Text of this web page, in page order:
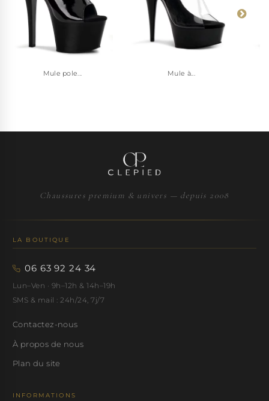
Mule pole... Mule à...
Chaussures premium & univers — depuis 2008
LA BOUTIQUE
06 63 92 24 34
Lun–Ven · 9h–12h & 14h–19h
SMS & mail : 24h/24, 7j/7
Contactez-nous
À propos de nous
Plan du site
INFORMATIONS